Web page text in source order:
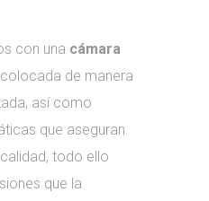
con una cámara
de manera
así como
que aseguran
todo ello
que la